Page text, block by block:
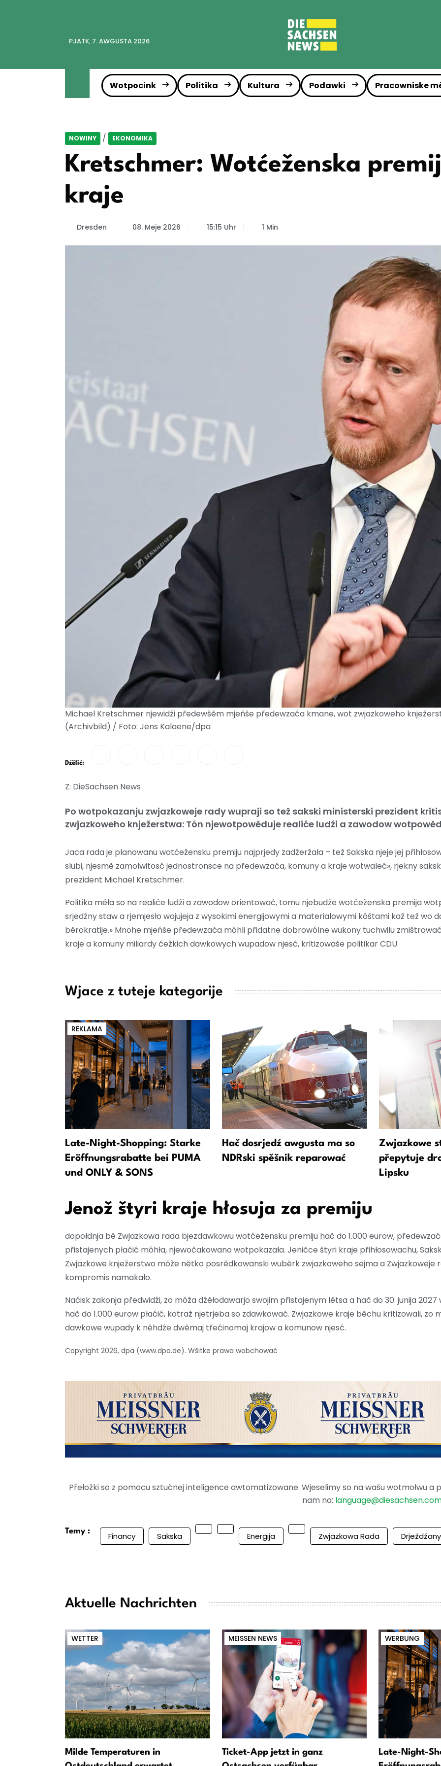
PJATK, 7. AWGUSTA 2026
Wotpocink Politika Kultura Podawki Pracowniske
NOWINY / EKONOMIKA
Kretschmer: Wotćeženska
kraje
Dresden 08. Meje 2026 15:15 Uhr 1 Min
Michael Kretschmer njewidźi předewšěm mjeńše předewzaća kmane, wot zwjazkoweho
(Archivbild) / Foto: Jens Kalaene/dpa
Dźělić:
Z: DieSachsen News
Po wotpokazanju zwjazkoweje rady wupraji so tež sakski ministerski prezident
zwjazkoweho knježerstwa: Tón njewotpowěduje realiće ludźi a zawodow
Jaca rada je planowanu wotćežensku premiju najprjedy zadźeržała – tež Sakska njeje jej
slubi, njesmě zamołwitosć jednostronsce na předewzaća, komuny a kraje wotwaleć», rjekny
prezident Michael Kretschmer.
Politika měła so na realiće ludźi a zawodow orientować, tomu njebudźe wotćeženska premija
srjedźny staw a rjemjesło wojujeja z wysokimi energijowymi a materialowymi kóštami kaž tež wo
běrokratije.» Mnohe mjeńše předewzaća móhli přidatne dobrowólne wukony tuchwilu
kraje a komuny miliardy ćežkich dawkowych wupadow njesć, kritizowaše politikar CDU.
Wjace z tuteje kategorije
REKLAMA
Late-Night-Shopping: Starke
Eröffnungsrabatte bei PUMA
und ONLY & SONS
Hač dosrjedź awgusta ma so
NDRski spěšnik reparować
Zwjazkowe
přepytuje
Lipsku
Jenož štyri kraje hłosuja za premiju
dopołdnja bě Zwjazkowa rada bjezdawkowu wotćežensku premiju hač do 1.000 eurow,
přistajenych płaćić móhła, njewočakowano wotpokazała. Jeničce štyri kraje přihłosowachu,
Zwjazkowe knježerstwo móže nětko posrědkowanski wuběrk zwjazkoweho sejma a Zwjazkoweje
kompromis namakało.
Naćisk zakonja předwidźi, zo móža dźěłodawarjo swojim přistajenym lětsa a hač do 30. junija
hač do 1.000 eurow płaćić, kotraž njetrjeba so zdawkować. Zwjazkowe kraje běchu kritizowali, zo
dawkowe wupady k něhdźe dwěmaj třećinomaj krajow a komunow njesć.
Copyright 2026, dpa (www.dpa.de). Wšitke prawa wobchować
Přełožki so z pomocu sztučnej inteligence awtomatizowane. Wjeselimy so na wašu wotmołwu a
nam na:
Temy : Financy Sakska Energija Zwjazkowa Rada Drježdźany
Aktuelle Nachrichten
WETTER
Milde Temperaturen in
MEISSEN NEWS
Ticket-App jetzt in ganz
WERBUNG
Late-Night-